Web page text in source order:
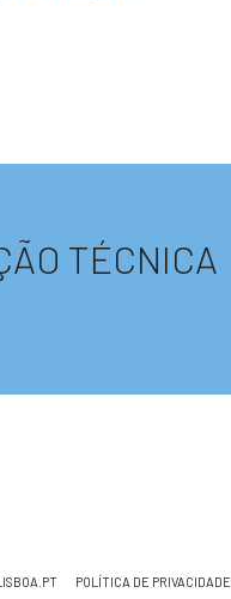
TÉCNICA
POLÍTICA DE PRIVACIDADE